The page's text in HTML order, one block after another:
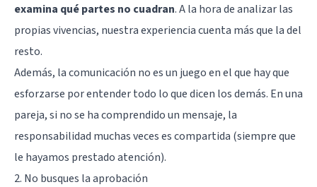
examina qué partes no cuadran. A la hora de analizar las
propias vivencias, nuestra experiencia cuenta más que la del
resto.
Además, la comunicación no es un juego en el que hay que
esforzarse por entender todo lo que dicen los demás. En una
pareja, si no se ha comprendido un mensaje, la
responsabilidad muchas veces es compartida (siempre que
le hayamos prestado atención).
2. No busques la aprobación